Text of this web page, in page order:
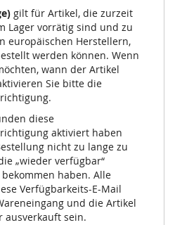
gilt für Artikel, die zurzeit
Lager vorrätig sind und zu
europäischen Herstellern,
werden können. Wenn
wann der Artikel
Sie bitte die
diese
aktiviert haben
nicht zu lange zu
„wieder verfügbar“
haben. Alle
Verfügbarkeits-E-Mail
und die Artikel
ausverkauft sein.